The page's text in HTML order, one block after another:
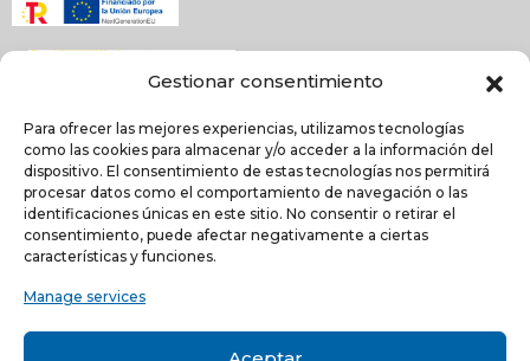
Gestionar consentimiento
Para ofrecer las mejores experiencias, utilizamos tecnologías
como las cookies para almacenar y/o acceder a la información del
dispositivo. El consentimiento de estas tecnologías nos permitirá
procesar datos como el comportamiento de navegación o las
identificaciones únicas en este sitio. No consentir o retirar el
consentimiento, puede afectar negativamente a ciertas
características y funciones.
Manage services
NEWSLETTER
Acepto recibir comunicaciones electrónicas informativas de Quilinox S.L. de